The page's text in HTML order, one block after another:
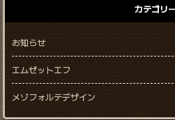
カテゴリ
お知らせ
エムゼットエフ
メゾフォルテデザイン